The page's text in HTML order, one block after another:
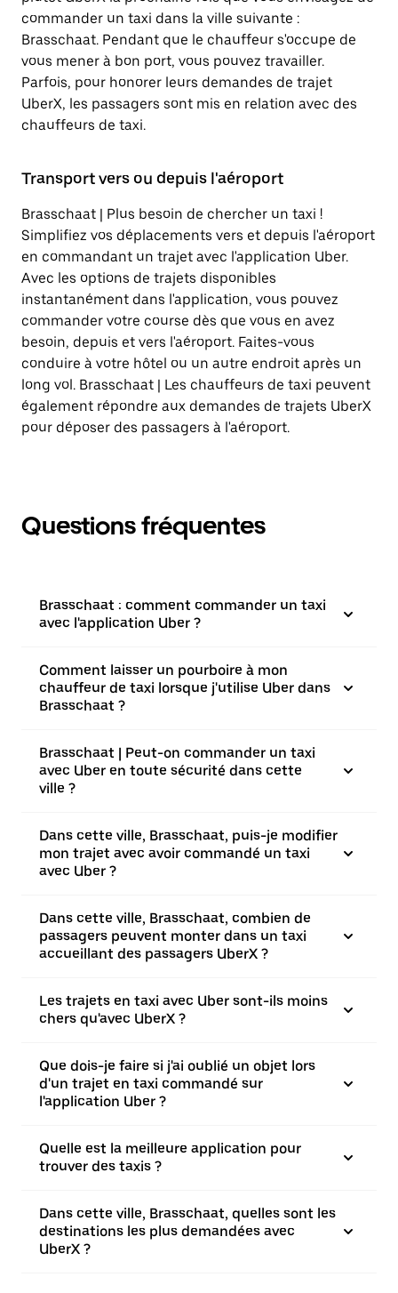
commander un taxi dans la ville suivante :
Brasschaat. Pendant que le chauffeur s'occupe de
vous mener à bon port, vous pouvez travailler.
Parfois, pour honorer leurs demandes de trajet
UberX, les passagers sont mis en relation avec des
chauffeurs de taxi.
Transport vers ou depuis l'aéroport
Brasschaat | Plus besoin de chercher un taxi !
Simplifiez vos déplacements vers et depuis l'aéroport
en commandant un trajet avec l'application Uber.
Avec les options de trajets disponibles
instantanément dans l'application, vous pouvez
commander votre course dès que vous en avez
besoin, depuis et vers l'aéroport. Faites-vous
conduire à votre hôtel ou un autre endroit après un
long vol. Brasschaat | Les chauffeurs de taxi peuvent
également répondre aux demandes de trajets UberX
pour déposer des passagers à l'aéroport.
Questions fréquentes
Brasschaat : comment commander un taxi
avec l'application Uber ?
Comment laisser un pourboire à mon
chauffeur de taxi lorsque j'utilise Uber dans
Brasschaat ?
Brasschaat | Peut-on commander un taxi
avec Uber en toute sécurité dans cette
ville ?
Dans cette ville, Brasschaat, puis-je modifier
mon trajet avec avoir commandé un taxi
avec Uber ?
Dans cette ville, Brasschaat, combien de
passagers peuvent monter dans un taxi
accueillant des passagers UberX ?
Les trajets en taxi avec Uber sont-ils moins
chers qu'avec UberX ?
Que dois-je faire si j'ai oublié un objet lors
d'un trajet en taxi commandé sur
l'application Uber ?
Quelle est la meilleure application pour
trouver des taxis ?
Dans cette ville, Brasschaat, quelles sont les
destinations les plus demandées avec
UberX ?